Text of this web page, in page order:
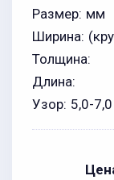
Размер: мм
Ширина:
Толщина:
Длина:
Узор: 5,0-7,0